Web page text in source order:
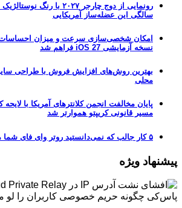
سالگی این عضله‌ساز آمریکایی
امکان شخصی‌سازی سرعت و میزان احساسات
نسخه آزمایشی iOS 27 فراهم شد
بهترین روش‌های افزایش فروش با طراحی
محلی
مسیر قانونی کریپتو هموارتر شد
۵ کار جالب که نمی‌دانستید روتر وای فای شما می‌تواند انجام دهد
پیشنهاد ویژه